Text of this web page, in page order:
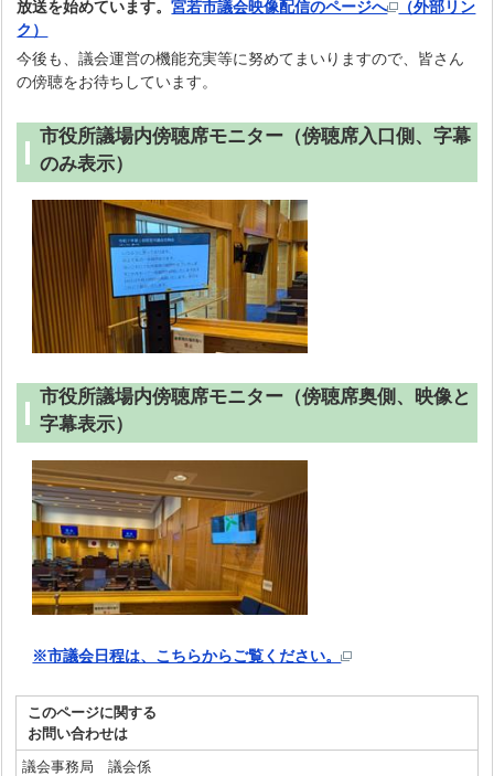
放送を始めています。宮若市議会映像配信のページへ
（外部リン
ク）
今後も、議会運営の機能充実等に努めてまいりますので、 皆さん
の傍聴をお待ちしています。
市役所議場内傍聴席モニター（傍聴席入口側、字幕
のみ表示）
市役所議場内傍聴席モニター（傍聴席奥側、映像と
字幕表示）
※市議会日程は、こちらからご覧ください。
このページに関する
お問い合わせは
議会事務局 議会係